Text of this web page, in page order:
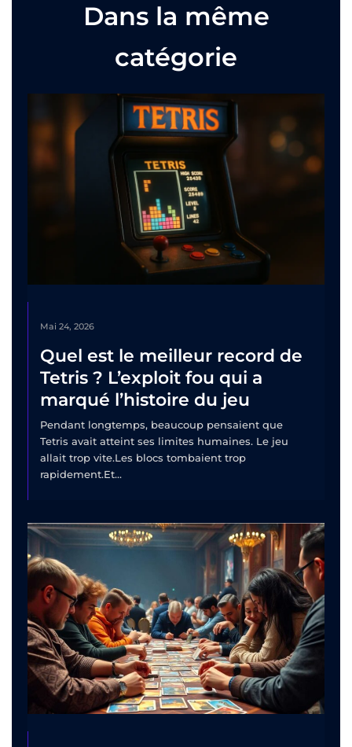
Dans la même
catégorie
Mai 24, 2026
Quel est le meilleur record de
Tetris ? L’exploit fou qui a
marqué l’histoire du jeu
Pendant longtemps, beaucoup pensaient que
Tetris avait atteint ses limites humaines. Le jeu
allait trop vite.Les blocs tombaient trop
rapidement.Et...